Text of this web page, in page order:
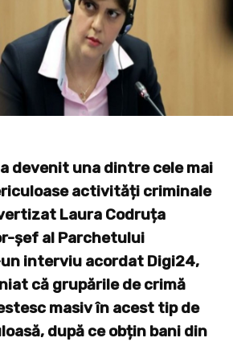
devenit una dintre cele mai
activități criminale
Laura Codruța
șef al Parchetului
interviu acordat Digi24,
că grupările de crimă
masiv în acest tip de
după ce obțin bani din